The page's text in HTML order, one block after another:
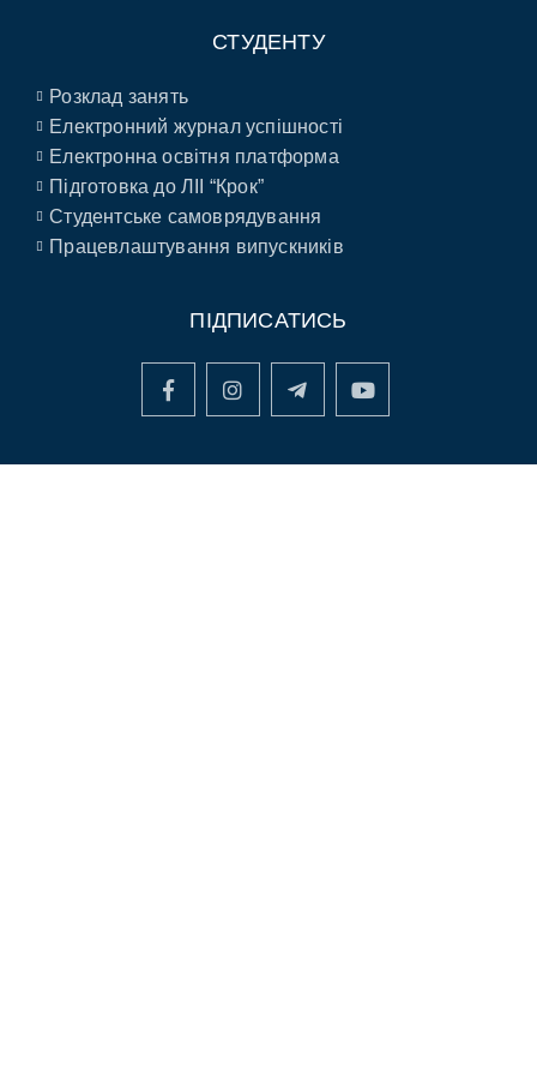
СТУДЕНТУ
Розклад занять
Електронний журнал успішності
Електронна освітня платформа
Підготовка до ЛІІ “Крок”
Студентське самоврядування
Працевлаштування випускників
ПІДПИСАТИСЬ